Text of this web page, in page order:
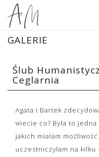
GALERIE
Ślub
Ceglarnia
Agata i Bartek
wiecie co? Była to
jakich miałam
uczestniczyłam na